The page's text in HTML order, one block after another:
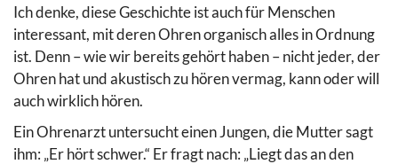
Ich denke, diese Geschichte ist auch für Menschen
interessant, mit deren Ohren organisch alles in Ordnung
ist. Denn – wie wir bereits gehört haben – nicht jeder, der
Ohren hat und akustisch zu hören vermag, kann oder will
auch wirklich hören.
Ein Ohrenarzt untersucht einen Jungen, die Mutter sagt
ihm: „Er hört schwer.“ Er fragt nach: „Liegt das an den